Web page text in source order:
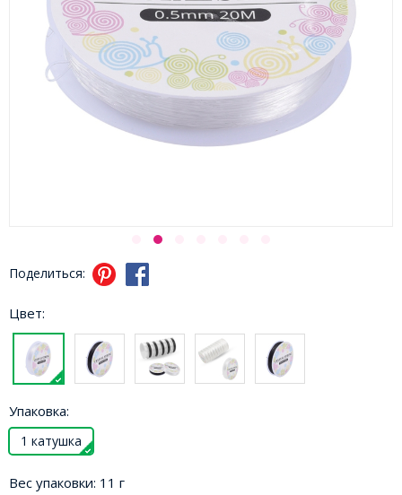
Поделиться:
Цвет:
Упаковка:
1 катушка
Вес упаковки: 11 г